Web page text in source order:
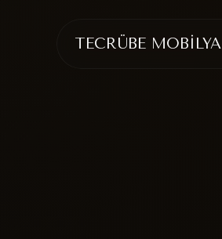
TECRÜBE MOBİLYA